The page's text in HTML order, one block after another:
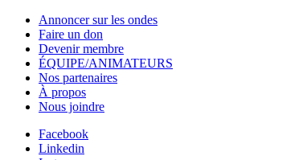
Annoncer sur les ondes
Faire un don
Devenir membre
ÉQUIPE/ANIMATEURS
Nos partenaires
À propos
Nous joindre
Facebook
Linkedin